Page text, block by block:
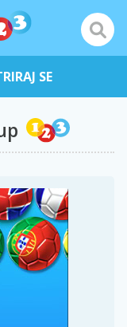
SE